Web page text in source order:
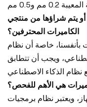
أو يتم شراؤها من منتجي
الكاميرات المحترفين؟
بأنفسنا، خاصة أن نظام
ويجب أن تتطابق
هي الأهم للفحص؟
ويعتبر نظام برمجيات